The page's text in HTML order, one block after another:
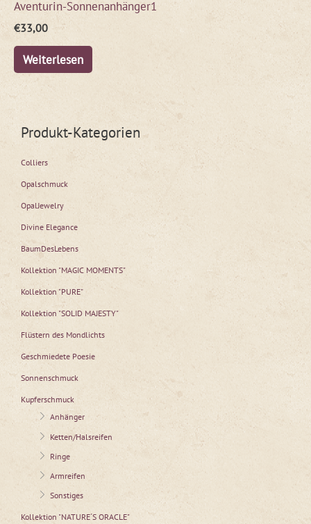
Aventurin-Sonnenanhänger1
€33,00
Weiterlesen
Produkt-Kategorien
Colliers
Opalschmuck
OpalJewelry
Divine Elegance
BaumDesLebens
Kollektion "MAGIC MOMENTS"
Kollektion "PURE"
Kollektion "SOLID MAJESTY"
Flüstern des Mondlichts
Geschmiedete Poesie
Sonnenschmuck
Kupferschmuck
Anhänger
Ketten/Halsreifen
Ringe
Armreifen
Sonstiges
Kollektion "NATURE´S ORACLE"